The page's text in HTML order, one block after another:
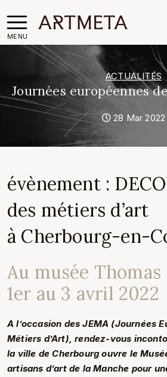
MENU
ACTUALITÉS
Journées européennes
28 Mar 2022
évènement :
des métiers d’art
à Cherbourg-en-
Au musée
1er au 3 avril 2022
A l’occasion des JEMA (Journées
Métiers d’Art), rendez-vous
la ville de Cherbourg ouvre le
artisans d’art de la Manche pour